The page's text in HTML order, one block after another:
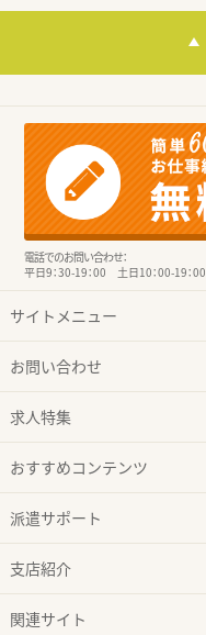
電話でのお問い合わせ：
平日9：30-19：00 土日10：00-19：00
サイトメニュー
お問い合わせ
求人特集
おすすめコンテンツ
派遣サポート
支店紹介
関連サイト